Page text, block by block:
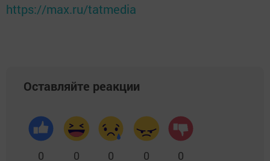
https://max.ru/tatmedia
Оставляйте реакции
0 0 0 0 0